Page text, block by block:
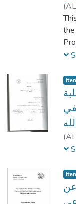
(
the
of
(
لبد
عن